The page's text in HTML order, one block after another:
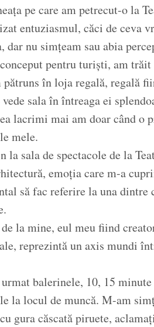
pe care am petrecut-o la
entuziasmul, căci de ceva
dar nu simțeam sau abia
pentru turiști, am
pătruns în loja regală, regală
vede sala în întreaga ei
lacrimi mai am doar când o
mele.
la sala de spectacole de la
emoția care m-a
să fac referire la una dintre
la mine, eul meu fiind
reprezintă un axis mundi
balerinele, 10, 15
la locul de muncă. M-am
gura căscată piruete,